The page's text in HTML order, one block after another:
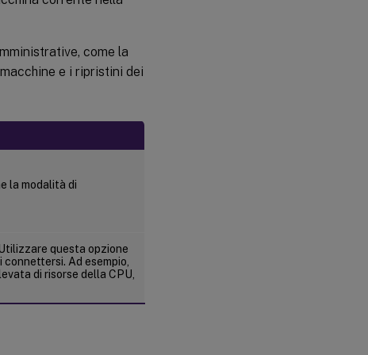
come la
e i ripristini dei
la modalità di
questa opzione
Ad esempio,
di risorse della CPU,